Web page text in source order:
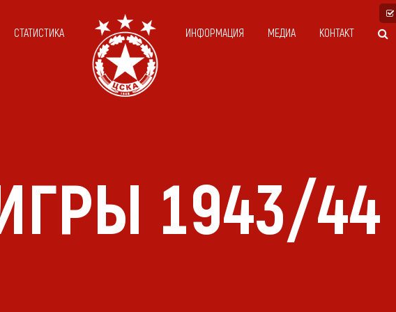
СТАТИСТИКА ИНФОРМАЦИЯ МЕДИА КОНТАКТ
1943/44